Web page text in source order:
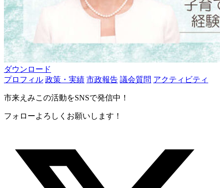
ダウンロード
プロフィル 政策・実績 市政報告 議会質問 アクティビティ
市来えみこの活動をSNSで発信中！
フォローよろしくお願いします！